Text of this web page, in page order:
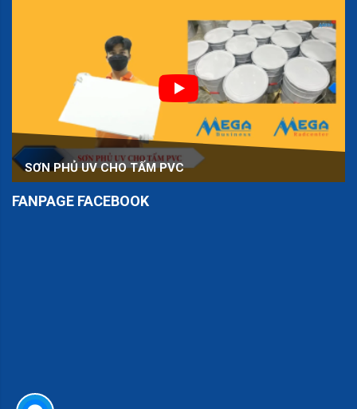
SƠN PHỦ UV CHO TẤM PVC
FANPAGE FACEBOOK